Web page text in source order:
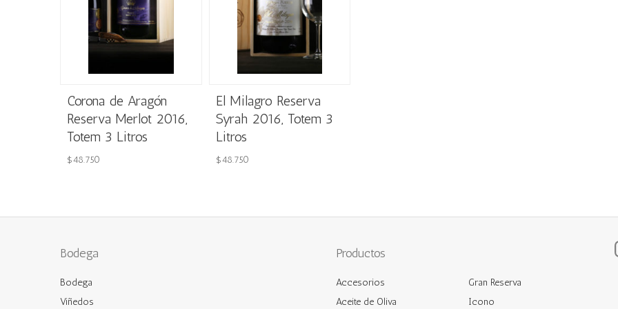
Corona de Aragón
Reserva Merlot 2016,
Totem 3 Litros
$48.750
El Milagro Reserva
Syrah 2016, Totem 3
Litros
$48.750
Bodega
Bodega
Viñedos
Productos
Accesorios
Aceite de Oliva
Gran Reserva
Icono